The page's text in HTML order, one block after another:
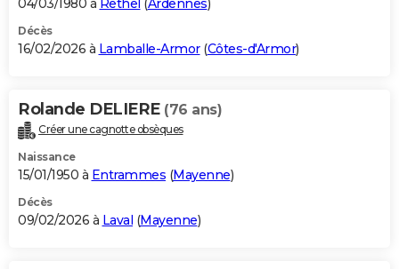
GUIDES D'ACHAT
BONS PLANS
Carte de Noël
Carte Bonne année
Carte Saint-Valentin
Carte Pâques
Carte d'anniversaire
DICTIONNAIRE
Dictionnaire
Biographies
Citations
Expressions
Proverbes
PROGRAMME TV
S'inscrire
Se connecter
Lycées
Collèges
Primaires
Universités
Entreprises
Service militaire
Avis de recherche
AVIS DE DÉCÈS
04/03/1980 à Rethel (Ardennes)
Décès
16/02/2026 à Lamballe-Armor(Côtes-d'Armor)
Rolande DELIERE (76 ans)
Créer une cagnotte obsèques
Naissance
15/01/1950 à Entrammes (Mayenne)
Décès
09/02/2026 à Laval (Mayenne)